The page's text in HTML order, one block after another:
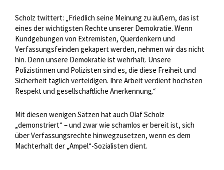
Scholz twittert: „Friedlich seine Meinung zu äußern, das ist
eines der wichtigsten Rechte unserer Demokratie. Wenn
Kundgebungen von Extremisten, Querdenkern und
Verfassungsfeinden gekapert werden, nehmen wir das nicht
hin. Denn unsere Demokratie ist wehrhaft. Unsere
Polizistinnen und Polizisten sind es, die diese Freiheit und
Sicherheit täglich verteidigen. Ihre Arbeit verdient höchsten
Respekt und gesellschaftliche Anerkennung.“
Mit diesen wenigen Sätzen hat auch Olaf Scholz
„demonstriert“ – und zwar wie schamlos er bereit ist, sich
über Verfassungsrechte hinwegzusetzen, wenn es dem
Machterhalt der „Ampel“-Sozialisten dient.